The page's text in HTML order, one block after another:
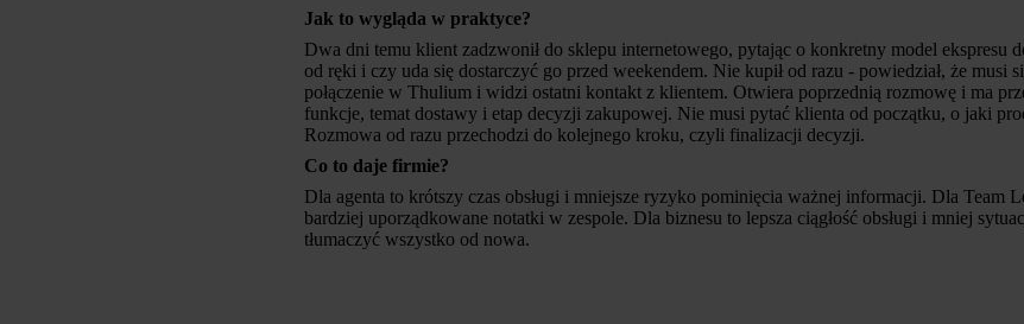
Jak to wygląda w praktyce?
Dwa dni temu klient zadzwonił do sklepu internetowego, pytając o konkretny model ekspresu
od ręki i czy uda się dostarczyć go przed weekendem. Nie kupił od razu - powiedział, że
połączenie w Thulium i widzi ostatni kontakt z klientem. Otwiera poprzednią rozmowę i ma
funkcje, temat dostawy i etap decyzji zakupowej. Nie musi pytać klienta od początku, o jaki
Rozmowa od razu przechodzi do kolejnego kroku, czyli finalizacji decyzji.
Co to daje firmie?
Dla agenta to krótszy czas obsługi i mniejsze ryzyko pominięcia ważnej informacji. Dla Team
bardziej uporządkowane notatki w zespole. Dla biznesu to lepsza ciągłość obsługi i mniej
tłumaczyć wszystko od nowa.